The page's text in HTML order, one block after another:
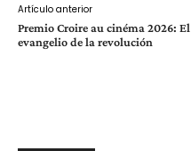
Artículo anterior
Premio Croire au cinéma 2026: El
evangelio de la revolución